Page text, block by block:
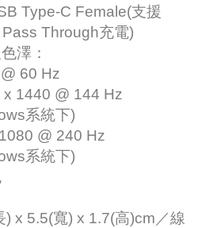
Type-C Female(支援
Through充電)
澤：
60 Hz
1440 @ 144 Hz
系統下)
@ 240 Hz
系統下)
) x 5.5(寬) x 1.7(高)cm／線